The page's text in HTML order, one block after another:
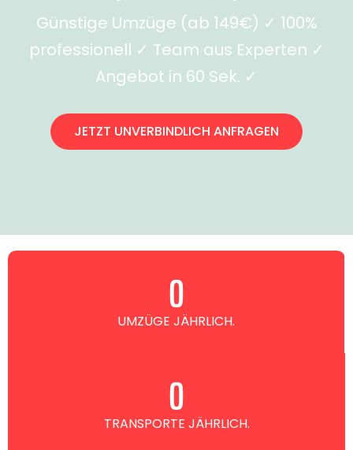
Günstige Umzüge (ab 149€) ✓ 100%
professionell ✓ Team aus Experten ✓
Angebot in 60 Sek. ✓
JETZT UNVERBINDLICH ANFRAGEN
UMZÜGE JÄHRLICH.
0
TRANSPORTE JÄHRLICH.
0